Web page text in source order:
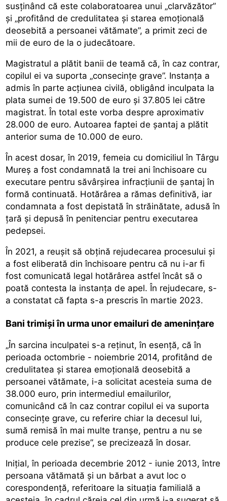
susţinând că este colaboratoarea unui „clarvăzător”
şi „profitând de credulitatea şi starea emoţională
deosebită a persoanei vătămate”, a primit zeci de
mii de euro de la o judecătoare.
Magistratul a plătit banii de teamă că, în caz contrar,
copilul ei va suporta „consecinţe grave”. Instanța a
admis în parte acţiunea civilă, obligând inculpata la
plata sumei de 19.500 de euro şi 37.805 lei către
magistrat. În total este vorba despre aproximativ
28.000 de euro. Autoarea faptei de șantaj a plătit
anterior suma de 10.000 de euro.
În acest dosar, în 2019, femeia cu domiciliul în Târgu
Mureș a fost condamnată la trei ani închisoare cu
executare pentru săvârşirea infracţiunii de şantaj în
formă continuată. Hotărârea a rămas definitivă, iar
condamnata a fost depistată în străinătate, adusă în
țară și depusă în penitenciar pentru executarea
pedepsei.
În 2021, a reușit să obțină rejudecarea procesului și
a fost eliberată din închisoare pentru că nu i-ar fi
fost comunicată legal hotărârea astfel încât să o
poată contesta la instanța de apel. În rejudecare, s-
a constatat că fapta s-a prescris în martie 2023.
Bani trimiși în urma unor emailuri de amenințare
„În sarcina inculpatei s-a reţinut, în esenţă, că în
perioada octombrie - noiembrie 2014, profitând de
credulitatea şi starea emoţională deosebită a
persoanei vătămate, i-a solicitat acesteia suma de
38.000 euro, prin intermediul emailurilor,
comunicând că în caz contrar copilul ei va suporta
consecinţe grave, cu referire chiar la decesul lui,
sumă remisă în mai multe tranşe, pentru a nu se
produce cele prezise”, se precizează în dosar.
Iniţial, în perioada decembrie 2012 - iunie 2013, între
persoana vătămată şi un bărbat a avut loc o
corespondenţă, referitoare la situaţia familială a